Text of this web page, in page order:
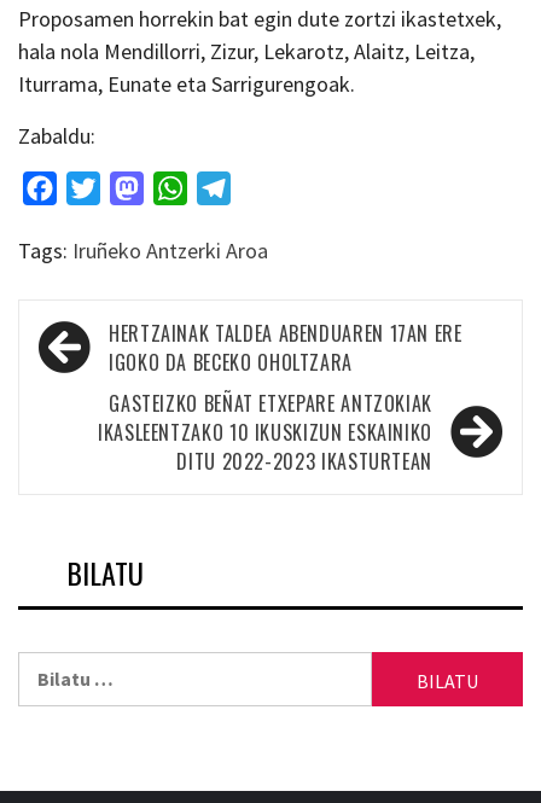
Proposamen horrekin bat egin dute zortzi ikastetxek,
hala nola Mendillorri, Zizur, Lekarotz, Alaitz, Leitza,
Iturrama, Eunate eta Sarrigurengoak.
Zabaldu:
FacebookTwitterMastodonWhatsApp
Tags: Iruñeko Antzerki Aroa
Bidalketetan
zehar
nabigatu
HERTZAINAK TALDEA ABENDUAREN 17AN ERE
IGOKO DA BECEKO OHOLTZARA
GASTEIZKO BEÑAT ETXEPARE ANTZOKIAK
IKASLEENTZAKO 10 IKUSKIZUN ESKAINIKO
DITU 2022-2023 IKASTURTEAN
BILATU